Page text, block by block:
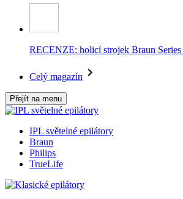
RECENZE: holicí strojek Braun Series
Celý magazín
Přejít na menu
IPL světelné epilátory
Braun
Philips
TrueLife